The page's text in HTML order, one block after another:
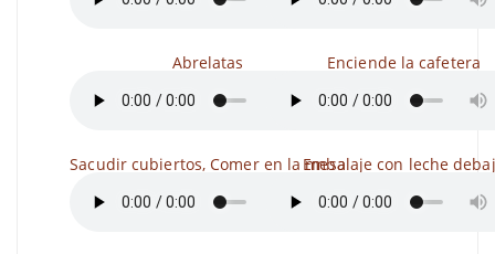
Abrelatas
Sacudir cubiertos, Comer en la mesa
Enciende la cafetera
Embalaje con leche